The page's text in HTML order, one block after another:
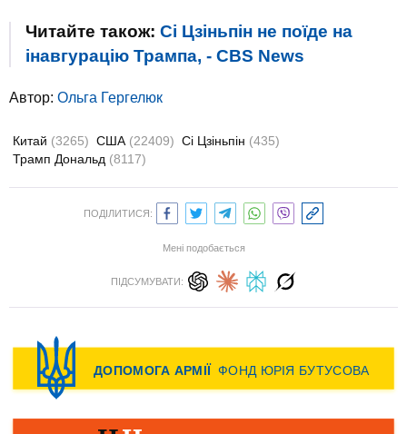
Читайте також: Сі Цзіньпін не поїде на
інавгурацію Трампа, - CBS News
Автор: Ольга Гергелюк
Китай (3265) США (22409) Сі Цзіньпін (435)
Трамп Дональд (8117)
ПОДІЛИТИСЯ:
Мені подобається
ПІДСУМУВАТИ: